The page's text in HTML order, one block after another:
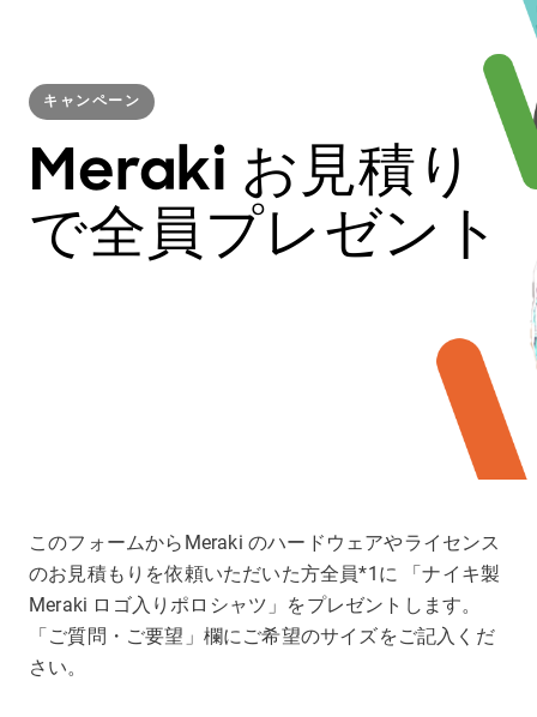
キャンペーン
Meraki お見積り
で全員プレゼント
このフォームからMeraki のハードウェアやライセンス
のお見積もりを依頼いただいた方全員*1に 「ナイキ製
Meraki ロゴ入りポロシャツ」をプレゼントします。
「ご質問・ご要望」欄にご希望のサイズをご記入くだ
さい。